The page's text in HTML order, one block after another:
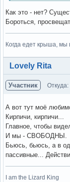
Как это - нет?
Бороться,
Когда едет крыша, мы
Вне форума
Lovely Rita
Участник Откуда:
А вот тут моё
Кирпичи, кирпичи...
Главное, чтобы
И мы - СВОБОДНЫ.
Бьюсь, бьюсь, а в
пассивные...
I am the Lizard